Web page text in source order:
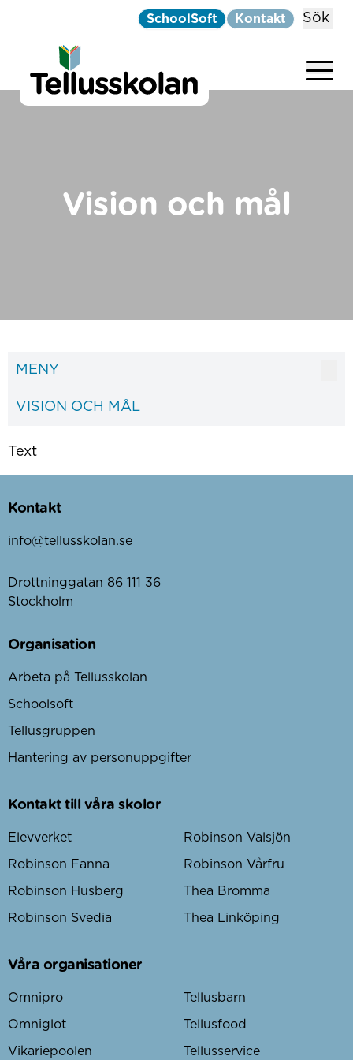
SchoolSoft Kontakt Sök
Hoppa till innehåll
Telluskolan
Vision och mål
Text
MENY
VISION OCH MÅL
Kontakt
info@tellusskolan.se
Drottninggatan 86 111 36
Stockholm
Organisation
Arbeta på Tellusskolan
Schoolsoft
Tellusgruppen
Hantering av personuppgifter
Kontakt till våra skolor
Elevverket
Robinson Fanna
Robinson Husberg
Robinson Svedia
Robinson Valsjön
Robinson Vårfru
Thea Bromma
Thea Linköping
Våra organisationer
Omnipro
Omniglot
Vikariepoolen
Tellusbarn
Tellusfood
Tellusservice